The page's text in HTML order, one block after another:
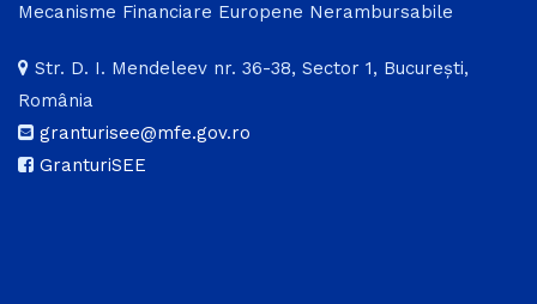
Mecanisme Financiare Europene Nerambursabile
Str. D. I. Mendeleev nr. 36-38, Sector 1, București,
România
granturisee@mfe.gov.ro
GranturiSEE